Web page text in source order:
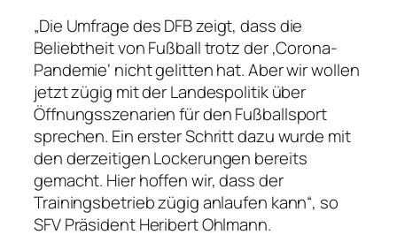
„Die Umfrage des DFB zeigt, dass die
Beliebtheit von Fußball trotz der ‚Corona-
Pandemie‘ nicht gelitten hat. Aber wir wollen
jetzt zügig mit der Landespolitik über
Öffnungsszenarien für den Fußballsport
sprechen. Ein erster Schritt dazu wurde mit
den derzeitigen Lockerungen bereits
gemacht. Hier hoffen wir, dass der
Trainingsbetrieb zügig anlaufen kann“, so
SFV Präsident Heribert Ohlmann.